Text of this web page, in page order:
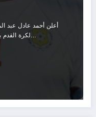
أعلن أحمد عادل عبد
لكرة القدم بالنادي الإسماعيلي، رحيله رسميًا…